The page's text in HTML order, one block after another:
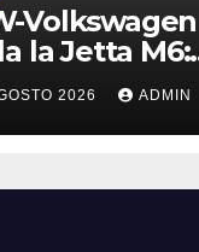
Volkswagen
la Jetta M6:
berlina
del
2026 ADMIN